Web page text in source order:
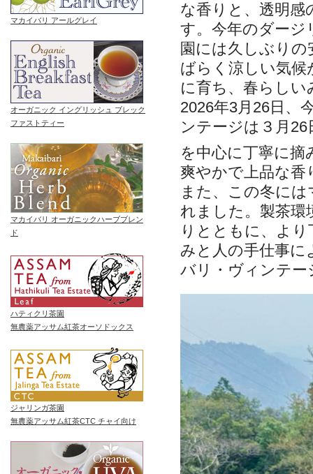
マカイバリ アールグレイ
オーガニック イングリッシュ ブレック
ファストティー
マカイバリ オーガニックハーブブレン
ド
ハティクリ茶園
無農薬アッサム紅茶オーソドックス
ジャリンガ茶園
無農薬アッサム紅茶CTC チャイ向け
な香りと、透明
す。今年のダージ
園には久しぶり
ばらく涼しい気
に育ち、春らし
2026年3月26日、
ンテージは３月
を中心に丁寧に摘
爽やかで上品な香
また、この冬に
れました。製茶環
りとともに、よ
みと人の手仕事に
バリ・ヴィンテ